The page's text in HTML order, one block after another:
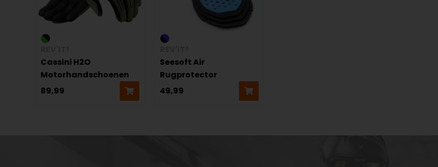
Cassini H2O
Motorhandschoenen
89,99
Seesoft Air
Rugprotector
49,99